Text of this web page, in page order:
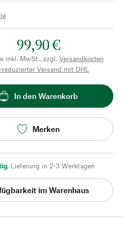
99,90 €
inkl. MwSt., zzgl. Versandkosten
reduzierter Versand mit DHL
In den Warenkorb
Merken
, Lieferung in 2-3 Werktagen
im Warenhaus